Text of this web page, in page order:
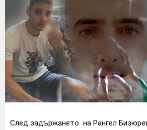
След задържането на Рангел